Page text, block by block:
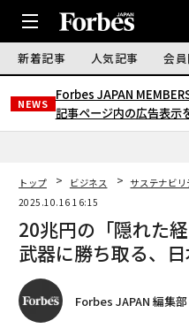
新着記事 人気記事 会
NEWS
Forbes JAPAN
記事ページ内の広告表示
トップ ビジネス サステナビリ
2025.10.16 16:15
20兆円の「隠れた
武器に勝ち取る、
Forbes JAPAN 編集部